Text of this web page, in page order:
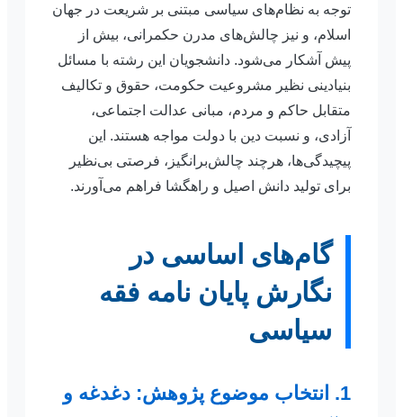
توجه به نظام‌های سیاسی مبتنی بر شریعت در جهان
اسلام، و نیز چالش‌های مدرن حکمرانی، بیش از
پیش آشکار می‌شود. دانشجویان این رشته با مسائل
بنیادینی نظیر مشروعیت حکومت، حقوق و تکالیف
متقابل حاکم و مردم، مبانی عدالت اجتماعی،
آزادی، و نسبت دین با دولت مواجه هستند. این
پیچیدگی‌ها، هرچند چالش‌برانگیز، فرصتی بی‌نظیر
برای تولید دانش اصیل و راهگشا فراهم می‌آورند.
گام‌های اساسی در
نگارش پایان نامه فقه
سیاسی
1. انتخاب موضوع پژوهش: دغدغه و